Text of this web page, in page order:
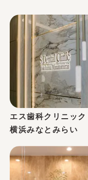
黒澤
歯科衛生士
堀井
エス歯科クリニック
横浜みなとみらい